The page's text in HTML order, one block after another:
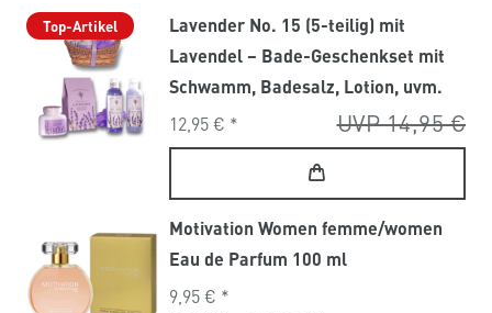
Top-Artikel
Lavender No. 15 (5-teilig) mit
Lavendel – Bade-Geschenkset mit
Schwamm, Badesalz, Lotion, uvm.
UVP 14,95 €
12,95 € *
Motivation Women femme/women
Eau de Parfum 100 ml
9,95 € *